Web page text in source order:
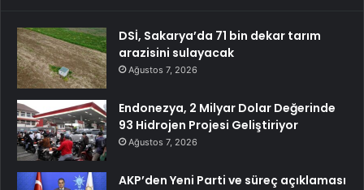
DSİ, Sakarya’da 71 bin dekar tarım
arazisini sulayacak
Ağustos 7, 2026
Endonezya, 2 Milyar Dolar Değerinde
93 Hidrojen Projesi Geliştiriyor
Ağustos 7, 2026
AKP’den Yeni Parti ve süreç açıklaması